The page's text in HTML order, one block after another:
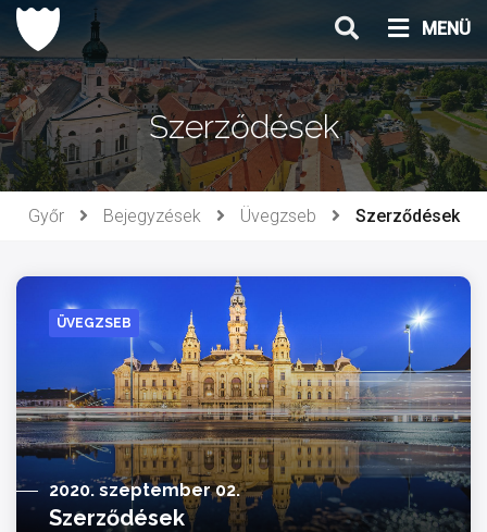
Ugrás
tartalomhoz
MENÜ
Szerződések
Győr Bejegyzések Üvegzseb Szerződések
ÜVEGZSEB
2020. szeptember 02.
Szerződések